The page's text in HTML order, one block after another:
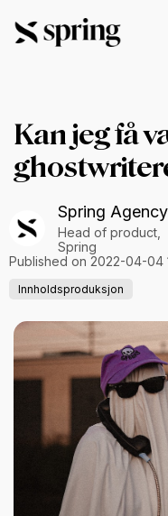
Kan jeg få
Spring Agency
Head of product,
Spring
Published on 2022-04-04
Innholdsproduksjon